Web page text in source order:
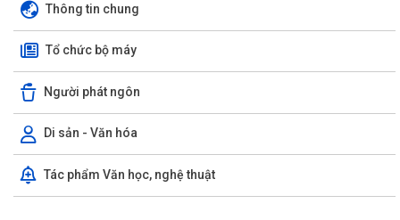
Thông tin chung
Tổ chức bộ máy
Người phát ngôn
Di sản - Văn hóa
Tác phẩm Văn học, nghệ thuật
Kỳ họp thứ ba (kỳ họp thường lệ giữa năm 2026) Hội đồng nhân dân
phường Trần Hưng Đạo khóa II,...